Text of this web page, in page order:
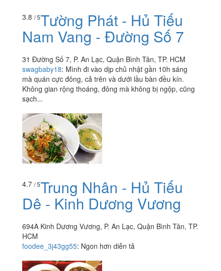
3.8 / 5Tường Phát - Hủ Tiếu
Nam Vang - Đường Số 7
31 Đường Số 7, P. An Lạc, Quận Bình Tân, TP. HCM
swagbaby18: Mình đi vào dịp chủ nhật gần 10h sáng
mà quán cực đông, cả trên và dưới lầu bàn đều kín.
Không gian rộng thoáng, đông mà không bị ngộp, cũng
sạch...
4.7 / 5Trung Nhân - Hủ Tiếu
Dê - Kinh Dương Vương
694A Kinh Dương Vương, P. An Lạc, Quận Bình Tân, TP.
HCM
foodee_3j43gg55: Ngon hơn diễn tả